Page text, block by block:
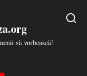
să vorbească!